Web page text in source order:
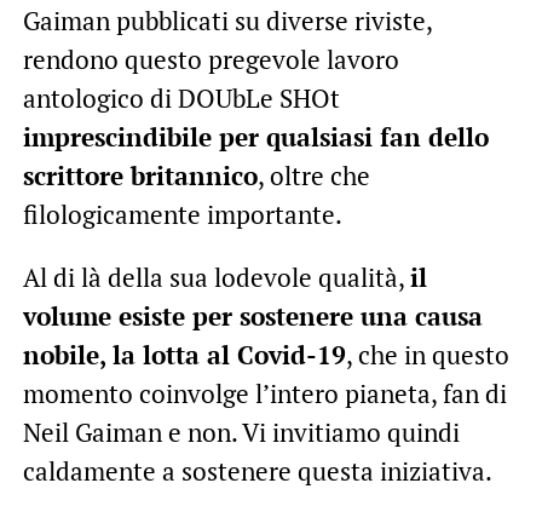
Gaiman pubblicati su diverse riviste,
rendono questo pregevole lavoro
antologico di DOUbLe SHOt
imprescindibile per qualsiasi fan dello
scrittore britannico, oltre che
filologicamente importante.
Al di là della sua lodevole qualità,il
volume esiste per sostenere una causa
nobile, la lotta al Covid-19, che in questo
momento coinvolge l’intero pianeta, fan di
Neil Gaiman e non. Vi invitiamo quindi
caldamente a sostenere questa iniziativa.